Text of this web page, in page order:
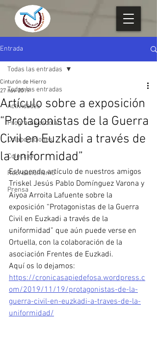
Entrada
Todas las entradas
Actividades
Programa escolar
Colaboraciones
Colección
Recreacionismo
Prensa
Todas las entradas
Artículo sobre a exposición
“Protagonistas de la Guerra
Civil en Euzkadi a través de
la uniformidad”
Cinturón de Hierro
27 nov 2019
Estupendo artículo de nuestros amigos
Triskel Jesús Pablo Domínguez Varona y
Aiyoa Arroita Lafuente sobre la
exposición “Protagonistas de la Guerra
Civil en Euzkadi a través de la
uniformidad” que aún puede verse en
Ortuella, con la colaboración de la
asociación Frentes de Euzkadi.
Aquí os lo dejamos:
https://cronicasapiedefosa.wordpress.c
om/2019/11/19/protagonistas-de-la-
guerra-civil-en-euzkadi-a-traves-de-la-
uniformidad/